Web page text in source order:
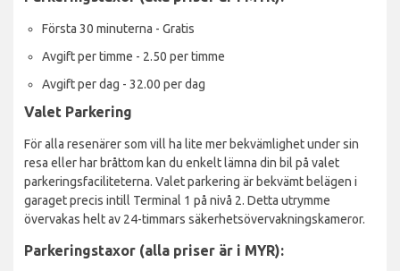
Första 30 minuterna - Gratis
Avgift per timme - 2.50 per timme
Avgift per dag - 32.00 per dag
Valet Parkering
För alla resenärer som vill ha lite mer bekvämlighet under sin
resa eller har bråttom kan du enkelt lämna din bil på valet
parkeringsfaciliteterna. Valet parkering är bekvämt belägen i
garaget precis intill Terminal 1 på nivå 2. Detta utrymme
övervakas helt av 24-timmars säkerhetsövervakningskameror.
Parkeringstaxor (alla priser är i MYR):